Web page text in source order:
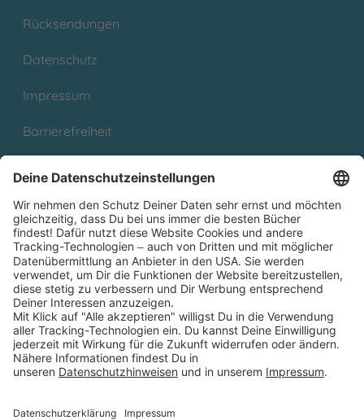
Rücksendungen
Datenschutz
Impressum
Barrierefreiheit
Partnerprogramm (Affiliate)
Folge uns auf
* Versandkostenfrei ab 9,00 € Bestellwert innerhalb
Deutschlands
** Lieferzeit 1-3 Werktage innerhalb Deutschlands
Thienemann-Esslinger Verlag GmbH, Blumenstraße 36, D-70182